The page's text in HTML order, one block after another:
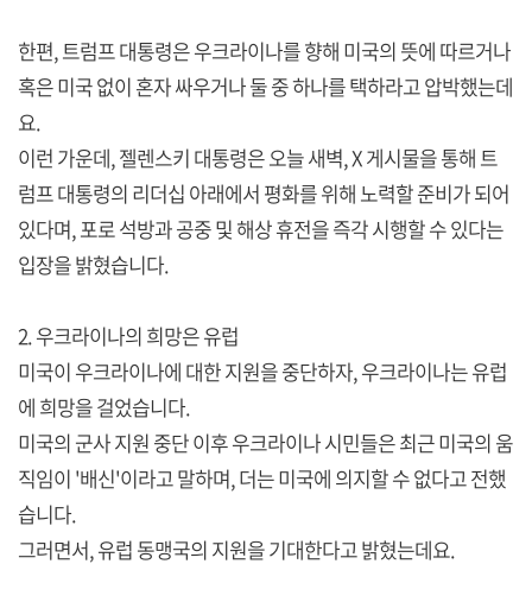
한편, 트럼프 대통령은 우크라이나를 향해 미국의 뜻에 따르거나
혹은 미국 없이 혼자 싸우거나 둘 중 하나를 택하라고 압박했는데
요.
이런 가운데, 젤렌스키 대통령은 오늘 새벽, X 게시물을 통해 트
럼프 대통령의 리더십 아래에서 평화를 위해 노력할 준비가 되어
있다며, 포로 석방과 공중 및 해상 휴전을 즉각 시행할 수 있다는
입장을 밝혔습니다.
2. 우크라이나의 희망은 유럽
미국이 우크라이나에 대한 지원을 중단하자, 우크라이나는 유럽
에 희망을 걸었습니다.
미국의 군사 지원 중단 이후 우크라이나 시민들은 최근 미국의 움
직임이 '배신'이라고 말하며, 더는 미국에 의지할 수 없다고 전했
습니다.
그러면서, 유럽 동맹국의 지원을 기대한다고 밝혔는데요.